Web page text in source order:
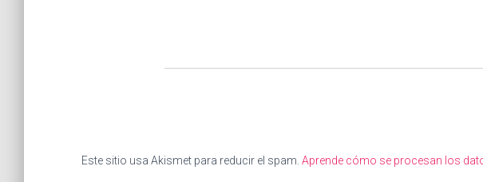
Este sitio usa Akismet para reducir el spam. Aprende cómo se procesan los